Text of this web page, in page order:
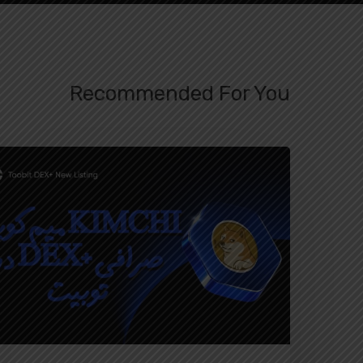
Recommended For You